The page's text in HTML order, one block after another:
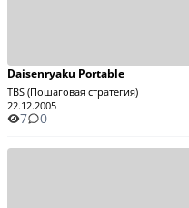
Daisenryaku Portable
TBS (Пошаговая стратегия)
22.12.2005
7 0